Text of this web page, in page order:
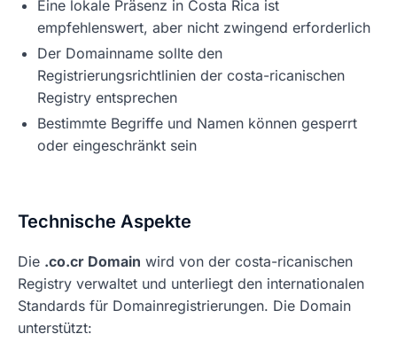
Eine lokale Präsenz in Costa Rica ist
empfehlenswert, aber nicht zwingend erforderlich
Der Domainname sollte den
Registrierungsrichtlinien der costa-ricanischen
Registry entsprechen
Bestimmte Begriffe und Namen können gesperrt
oder eingeschränkt sein
Technische Aspekte
Die .co.cr Domain wird von der costa-ricanischen
Registry verwaltet und unterliegt den internationalen
Standards für Domainregistrierungen. Die Domain
unterstützt: